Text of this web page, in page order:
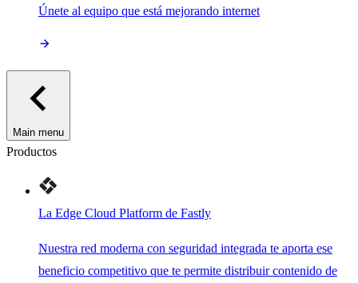
Únete al equipo que está mejorando internet
Main menu
Productos
La Edge Cloud Platform de Fastly
Nuestra red moderna con seguridad integrada te aporta ese
beneficio competitivo que te permite distribuir contenido de